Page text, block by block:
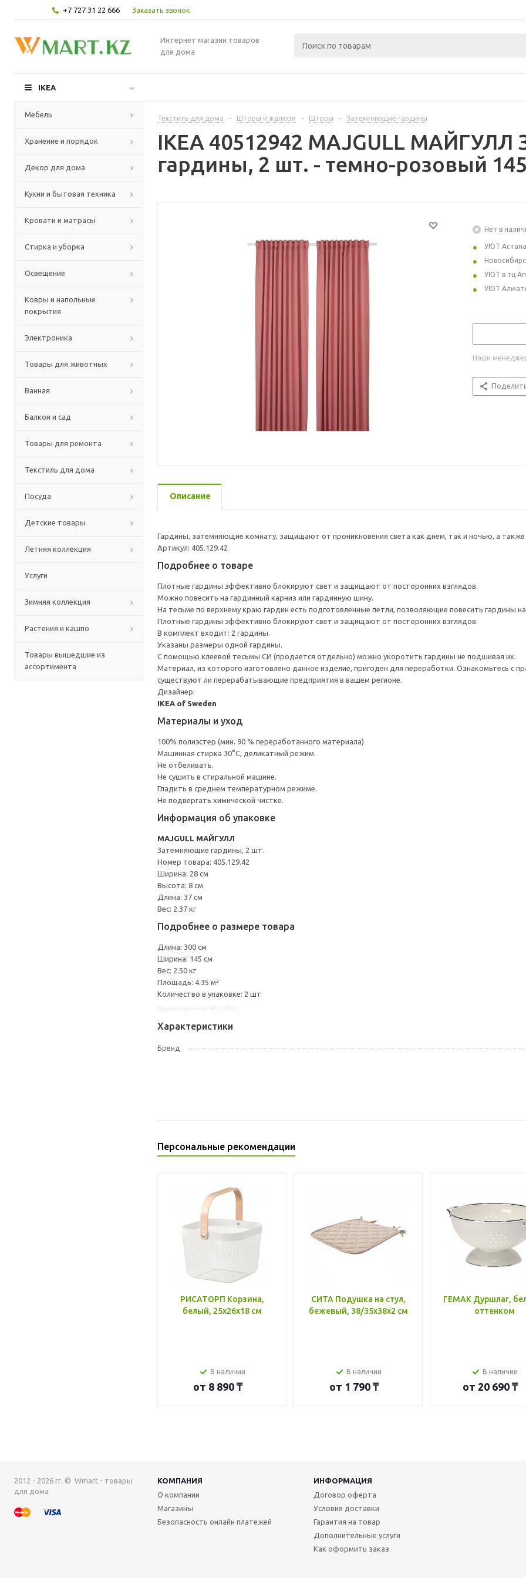
+7 727 31 22 666 Заказать звонок
Интернет магазин товаров
для дома
IKEA
Мебель
Хранение и порядок
Декор для дома
Кухни и бытовая техника
Кровати и матрасы
Стирка и уборка
Освещение
Ковры и напольные
покрытия
Электроника
Товары для животных
Ванная
Балкон и сад
Товары для ремонта
Текстиль для дома
Посуда
Детские товары
Летняя коллекция
Услуги
Зимняя коллекция
Растения и кашпо
Товары вышедшие из
ассортимента
Текстиль для дома - Шторы и жалюзи - Шторы - Затемняющие гардины
IKEA 40512942 MAJGULL
гардины, 2 шт. - темно-розовый
Нет в
УЮТ Астана
УЮТ в тц
УЮТ
Наши
Описание
Гардины, затемняющие комнату, защищают от проникновения света как днем, так и ночью, а
Артикул: 405.129.42
Подробнее о товаре
Плотные гардины эффективно блокируют свет и защищают от посторонних взглядов.
Можно повесить на гардинный карниз или гардинную шину.
На тесьме по верхнему краю гардин есть подготовленные петли, позволяющие повесить гардины
Плотные гардины эффективно блокируют свет и защищают от посторонних взглядов.
В комплект входит: 2 гардины.
Указаны размеры одной гардины.
С помощью клеевой тесьмы СИ (продается отдельно) можно укоротить гардины не подшивая их.
Материал, из которого изготовлено данное изделие, пригоден для переработки. Ознакомьтесь с
существуют ли перерабатывающие предприятия в вашем регионе.
Дизайнер:
IKEA of Sweden
Материалы и уход
100% полиэстер (мин. 90 % переработанного материала)
Машинная стирка 30°С, деликатный режим.
Не отбеливать.
Не сушить в стиральной машине.
Гладить в среднем температурном режиме.
Не подвергать химической чистке.
Информация об упаковке
MAJGULL МАЙГУЛЛ
Затемняющие гардины, 2 шт.
Номер товара: 405.129.42
Ширина: 28 см
Высота: 8 см
Длина: 37 см
Вес: 2.37 кг
Подробнее о размере товара
Длина: 300 см
Ширина: 145 см
Вес: 2.50 кг
Площадь: 4.35 м²
Количество в упаковке: 2 шт
Характеристики
Бренд
Персональные рекомендации
РИСАТОРП Корзина,
белый, 25x26x18 см
В наличии
от 8 890 ₸
СИТА Подушка на стул,
бежевый, 38/35x38x2 см
В наличии
от 1 790 ₸
ГЕМАК Дуршлаг,
оттенком
В наличии
от 20 690 ₸
2012 - 2026 гг. © Wmart - товары
для дома
КОМПАНИЯ
ИНФОРМАЦИЯ
О компании
Магазины
Безопасность онлайн платежей
Договор оферта
Условия доставки
Гарантия на товар
Дополнительные услуги
Как оформить заказ